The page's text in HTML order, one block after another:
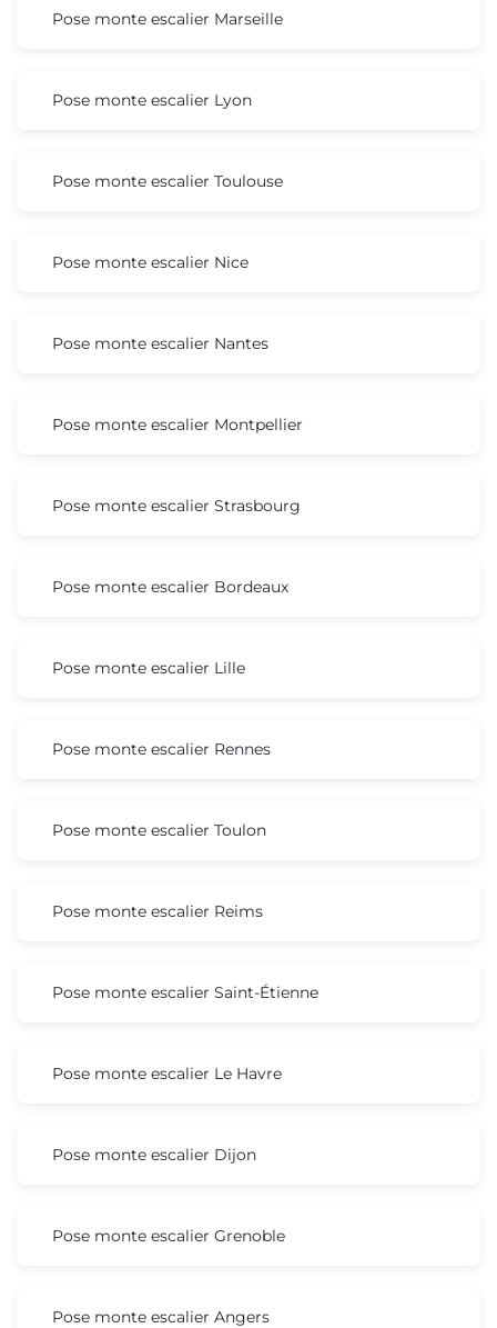
Pose monte escalier Marseille
Pose monte escalier Lyon
Pose monte escalier Toulouse
Pose monte escalier Nice
Pose monte escalier Nantes
Pose monte escalier Montpellier
Pose monte escalier Strasbourg
Pose monte escalier Bordeaux
Pose monte escalier Lille
Pose monte escalier Rennes
Pose monte escalier Toulon
Pose monte escalier Reims
Pose monte escalier Saint-Étienne
Pose monte escalier Le Havre
Pose monte escalier Dijon
Pose monte escalier Grenoble
Pose monte escalier Angers